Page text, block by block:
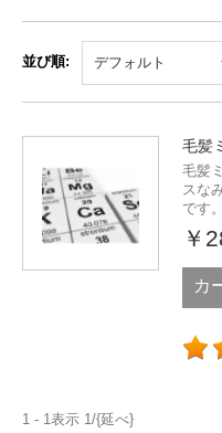
並び順:
毛髪
毛髪
スな
です
￥
カ
1 - 1表示 1/{延べ}